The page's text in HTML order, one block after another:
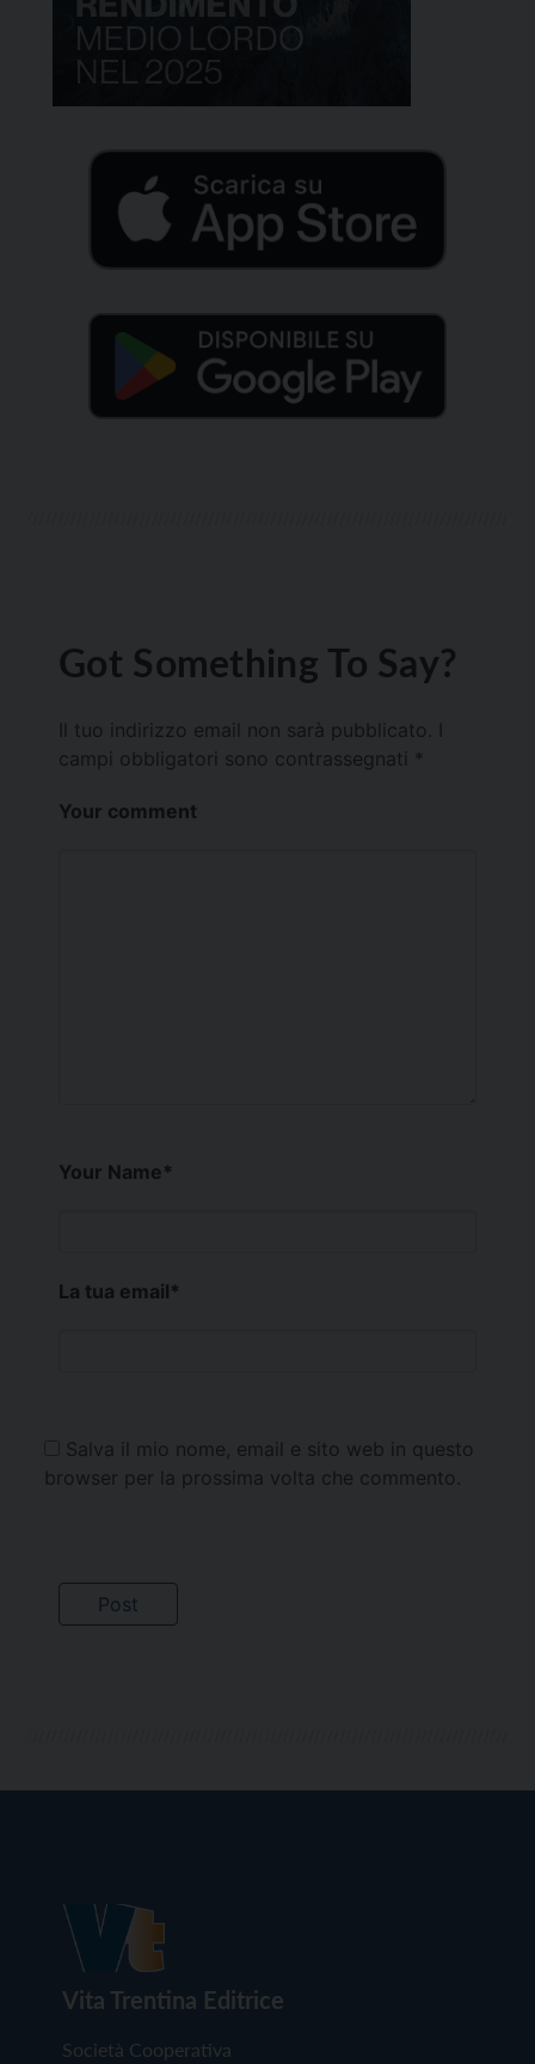
Got Something To Say?
Il tuo indirizzo email non sarà pubblicato.
campi obbligatori sono contrassegnati *
Your comment
Your Name*
La tua email*
Salva il mio nome, email e sito web in questo
browser per la prossima volta che commento.
Vita Trentina Editrice
Società Cooperativa